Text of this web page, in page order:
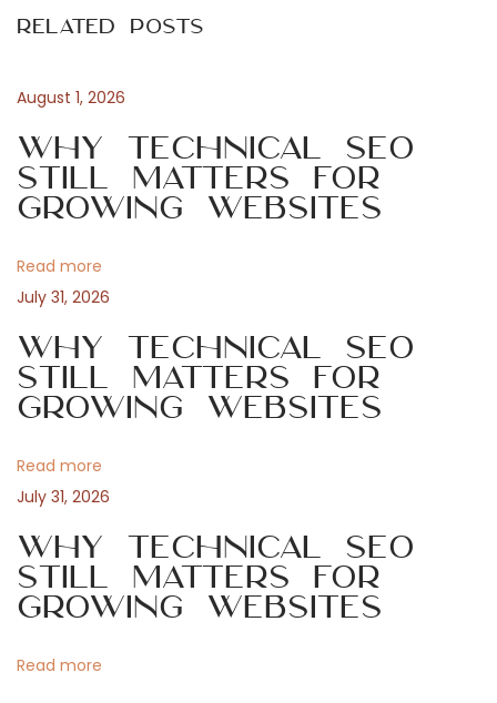
n
a
i
g
a
t
i
o
n
o
s
o
s
t
t
m
k
a
l
s
t
u
k
s
n
s
u
n
n
Related Posts
August 1, 2026
Why Technical SEO
Still Matters for
Growing Websites
Read more
July 31, 2026
Why Technical SEO
Still Matters for
Growing Websites
Read more
July 31, 2026
Why Technical SEO
Still Matters for
Growing Websites
Read more